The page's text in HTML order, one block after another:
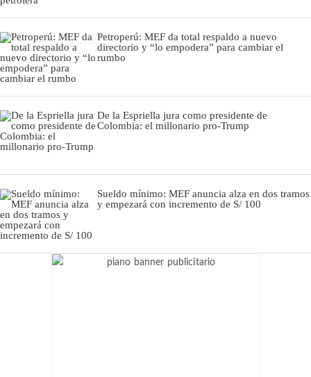
Petroperú: MEF da total respaldo a nuevo
directorio y “lo empodera” para cambiar el
rumbo
De la Espriella jura como presidente de
Colombia: el millonario pro-Trump
Sueldo mínimo: MEF anuncia alza en dos tramos
y empezará con incremento de S/ 100